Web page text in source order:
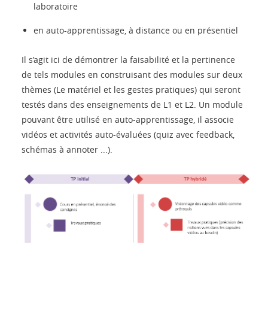
laboratoire
en auto-apprentissage, à distance ou en présentiel
Il s’agit ici de démontrer la faisabilité et la pertinence
de tels modules en construisant des modules sur deux
thèmes (Le matériel et les gestes pratiques) qui seront
testés dans des enseignements de L1 et L2. Un module
pouvant être utilisé en auto-apprentissage, il associe
vidéos et activités auto-évaluées (quiz avec feedback,
schémas à annoter ...).